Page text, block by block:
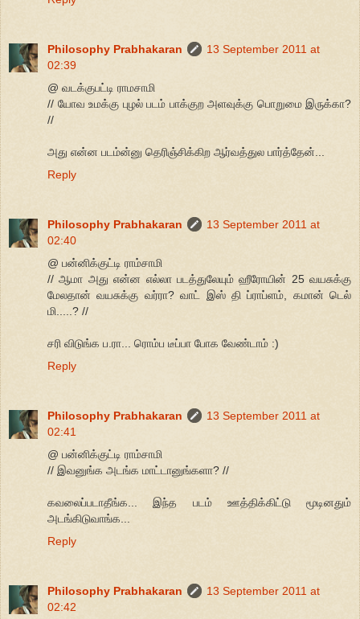
Philosophy Prabhakaran
13 September 2011 at
02:39
@ வடக்குபட்டி ராமசாமி
// யோவ உமக்கு புழல் படம் பாக்குற அளவுக்கு பொறுமை இருக்கா?
//
அது என்ன படம்ன்னு தெரிஞ்சிக்கிற ஆர்வத்துல பார்த்தேன்...
Reply
Philosophy Prabhakaran
13 September 2011 at
02:40
@ பன்னிக்குட்டி ராம்சாமி
// ஆமா அது என்ன எல்லா படத்துலேயும் ஹீரோயின் 25 வயசுக்கு
மேலதான் வயசுக்கு வர்ரா? வாட் இஸ் தி ப்ராப்ளம், கமான் டெல்
மி.....? //
சரி விடுங்க ப.ரா... ரொம்ப டீப்பா போக வேண்டாம் :)
Reply
Philosophy Prabhakaran
13 September 2011 at
02:41
@ பன்னிக்குட்டி ராம்சாமி
// இவனுங்க அடங்க மாட்டானுங்களா? //
கவலைப்படாதீங்க... இந்த படம் ஊத்திக்கிட்டு மூடினதும்
அடங்கிடுவாங்க...
Reply
Philosophy Prabhakaran
13 September 2011 at
02:42